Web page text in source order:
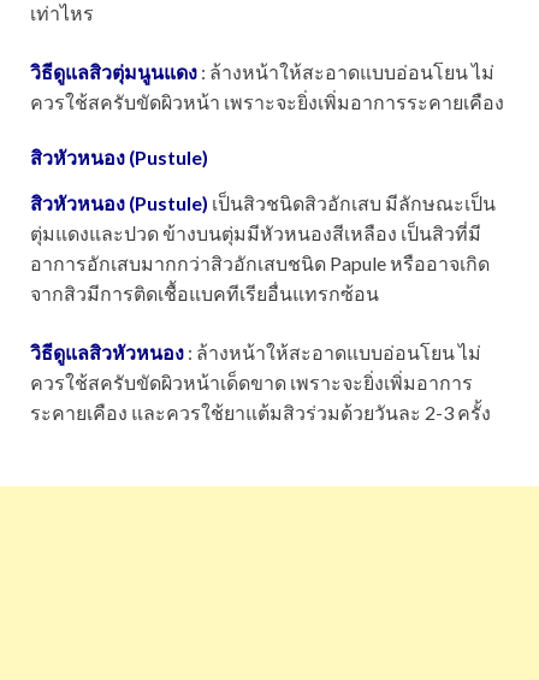
เท่าไหร
วิธีดูแลสิวตุ่มนูนแดง : ล้างหน้าให้สะอาดแบบอ่อนโยน ไม่
ควรใช้สครับขัดผิวหน้า เพราะจะยิ่งเพิ่มอาการระคายเคือง
สิวหัวหนอง (Pustule)
สิวหัวหนอง (Pustule) เป็นสิวชนิดสิวอักเสบ มีลักษณะเป็น
ตุ่มแดงและปวด ข้างบนตุ่มมีหัวหนองสีเหลือง เป็นสิวที่มี
อาการอักเสบมากกว่าสิวอักเสบชนิด Papule หรืออาจเกิด
จากสิวมีการติดเชื้อแบคทีเรียอื่นแทรกซ้อน
วิธีดูแลสิวหัวหนอง : ล้างหน้าให้สะอาดแบบอ่อนโยน ไม่
ควรใช้สครับขัดผิวหน้าเด็ดขาด เพราะจะยิ่งเพิ่มอาการ
ระคายเคือง และควรใช้ยาแต้มสิวร่วมด้วยวันละ 2-3 ครั้ง